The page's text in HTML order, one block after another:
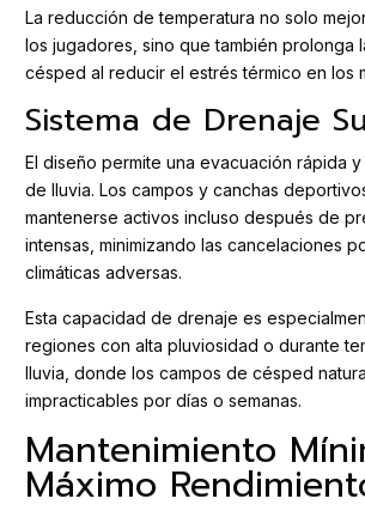
La reducción de temperatura no solo
los jugadores, sino que también prolonga
césped al reducir el estrés térmico en los
Sistema de Drenaje
El diseño permite una evacuación rápida
de lluvia. Los campos y canchas
mantenerse activos incluso después de
intensas, minimizando las cancelaciones
climáticas adversas.
Esta capacidad de drenaje es
regiones con alta pluviosidad o durante
lluvia, donde los campos de césped
impracticables por días o semanas.
Mantenimiento
Máximo